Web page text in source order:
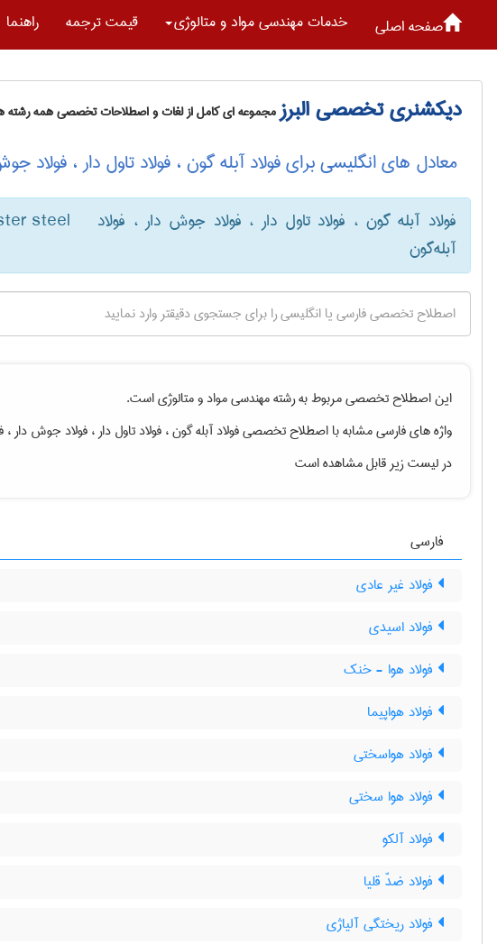
صفحه اصلی خدمات مهندسی مواد و متالوژی قیمت ترجمه راهنما
دیکشنری تخصصی البرزمجموعه ای کامل از لغات و اصطلاحات تخصصی همه رشته
معادل های انگلیسی برای فولاد آبله گون ، فولاد تاول دار ، فولاد
فولاد آبله گون ، فولاد تاول دار ، فولاد جوش دار ، فولاد
آبله‌گون
steel
این اصطلاح تخصصی مربوط به رشتهمهندسی مواد و متالوژیاست.
واژه های فارسی مشابه با اصطلاح تخصصیفولاد آبله گون ، فولاد تاول دار ، فولاد جوش دار ،
در لیست زیر قابل مشاهده است
فارسی
فولاد غیر عادی
فولاد اسیدی
فولاد هوا - خنک
فولاد هواپیما
فولاد هواسختی
فولاد هوا سختی
فولاد آلکو
فولاد ضدّ قلیا
فولاد ریختگی آلیاژی